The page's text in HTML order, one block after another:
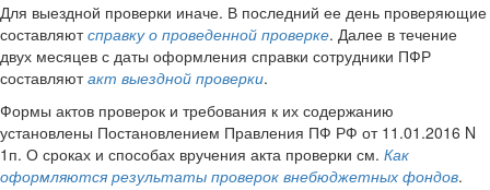
Для выездной проверки иначе. В последний ее день проверяющие
составляютсправку о проведенной проверке. Далее в течение
двух месяцев с даты оформления справки сотрудники ПФР
составляютакт выездной проверки.
Формы актов проверок и требования к их содержанию
установлены Постановлением Правления ПФ РФ от 11.01.2016 N
1п. О сроках и способах вручения акта проверки см. Как
оформляются результаты проверок внебюджетных фондов.